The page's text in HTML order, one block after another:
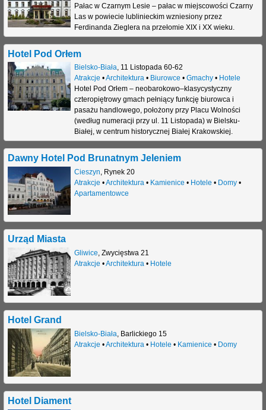
Pałac w Czarnym Lesie – pałac w miejscowości Czarny
Las w powiecie lublinieckim wzniesiony przez
Ferdinanda Zieglera na przełomie XIX i XX wieku.
Hotel Pod Orłem
Bielsko-Biała, 11 Listopada 60-62
Atrakcje •Architektura• Biurowce • Gmachy• Hotele
Hotel Pod Orłem – neobarokowo–klasycystyczny
czteropiętrowy gmach pełniący funkcję biurowca i
pasażu handlowego, położony przy Placu Wolności
(według numeracji przy ul. 11 Listopada) w Bielsku-
Białej, w centrum historycznej Białej Krakowskiej.
Dawny Hotel Pod Brunatnym Jeleniem
Cieszyn, Rynek 20
Atrakcje •Architektura• Kamienice • Hotele • Domy•
Apartamentowce
Urząd Miasta
Gliwice, Zwycięstwa 21
Atrakcje •Architektura• Hotele
Hotel Grand
Bielsko-Biała, Barlickiego 15
Atrakcje •Architektura• Hotele • Kamienice • Domy
Hotel Diament